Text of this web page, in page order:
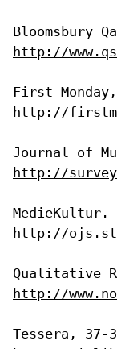
http://
http://
http://
http://
http://